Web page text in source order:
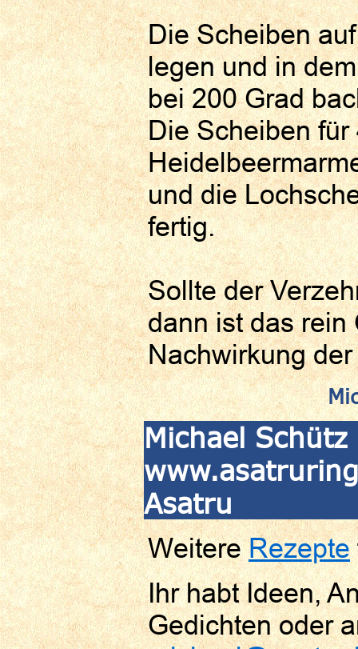
Die Scheiben
legen und in
bei 200 Grad
Die Scheiben
und die
fertig.
Sollte der
dann ist das rein
Nachwirkung
Michael
Asatru
WeitereRezepte
Ihr habt Ideen,
Gedichten oder